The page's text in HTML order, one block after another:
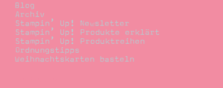
Blog
Archiv
Stampin’ Up! Newsletter
Stampin’ Up! Produkte erklärt
Stampin’ Up! Produktreihen
Ordnungstipps
Weihnachtskarten basteln